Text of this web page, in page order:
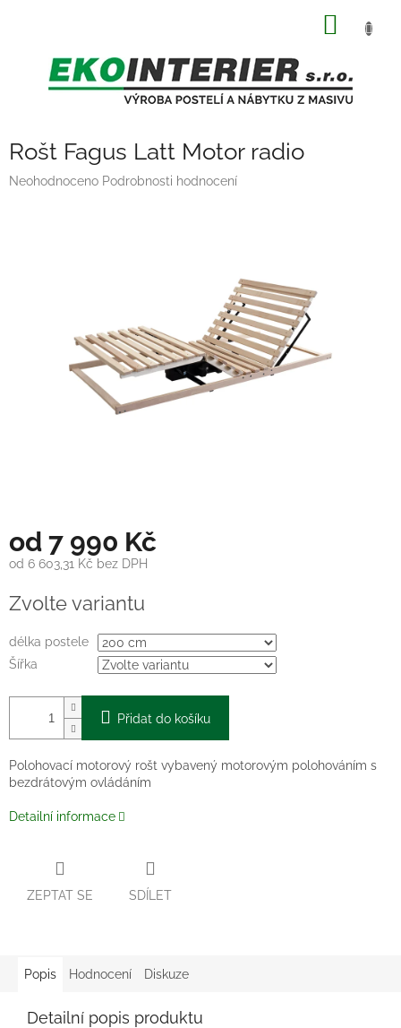
Rošt Fagus Latt Motor radio
Průměrné
Neohodnoceno Podrobnosti hodnocení
od 7 990 Kč
od 6 603,31 Kč bez DPH
cena:
Zvolte variantu
délka postele
Šířka
Přidat do košíku
Polohovací motorový rošt vybavený motorovým polohováním s
bezdrátovým ovládáním
Detailní informace
ZEPTAT SE SDÍLET
Popis Hodnocení Diskuze
Detailní popis produktu